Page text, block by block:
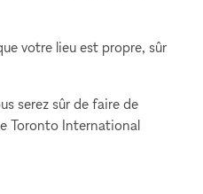
votre lieu est propre, sûr
serez sûr de faire de
Toronto International